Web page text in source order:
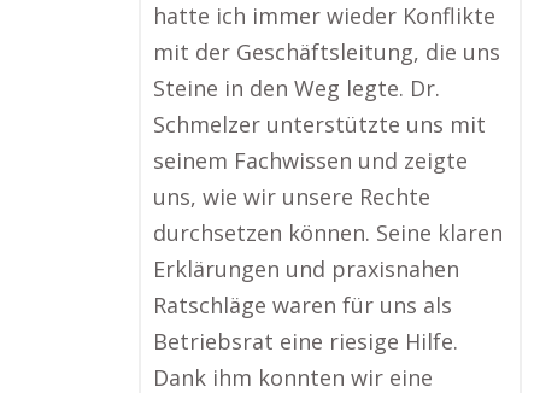
hatte ich immer wieder Konflikte
mit der Geschäftsleitung, die uns
Steine in den Weg legte. Dr.
Schmelzer unterstützte uns mit
seinem Fachwissen und zeigte
uns, wie wir unsere Rechte
durchsetzen können. Seine klaren
Erklärungen und praxisnahen
Ratschläge waren für uns als
Betriebsrat eine riesige Hilfe.
Dank ihm konnten wir eine